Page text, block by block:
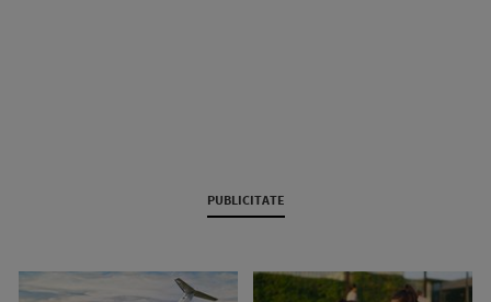
PUBLICITATE